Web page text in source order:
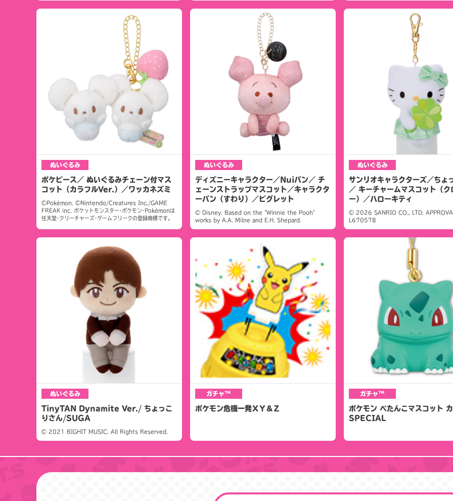
ぬいぐるみ
ポケピース／ ぬいぐるみチェーン付マス
コット（カラフルVer.）／ワッカネズミ
©Pokémon. ©Nintendo/Creatures Inc./GAME
FREAK inc. ポケットモンスター･ポケモン･Pokémonは
任天堂･クリーチャーズ･ゲームフリークの登録商標です。
ぬいぐるみ
ディズニーキャラクター／Nuiパン／ チ
ェーンストラップマスコット／キャラクタ
ーパン（すわり）／ピグレット
© Disney. Based on the "Winnie the Pooh"
works by A.A. Milne and E.H. Shepard.
ぬいぐるみ
サンリオキャラクターズ／ちょ
／ キーチャームマスコット（ク
ー）／ハローキティ
© 2026 SANRIO CO., LTD.
L670578
ぬいぐるみ
TinyTAN Dynamite Ver./ ちょっこ
りさん/SUGA
© 2021 BIGHIT MUSIC. All Rights Reserved.
ガチャ™
ポケモン危機一発ＸＹ＆Ｚ
ガチャ™
ポケモン ぺたんこマスコット
SPECIAL